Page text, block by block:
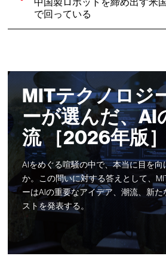
で回っている
MITテクノロジ
ーが選んだ、AI
流 ［2026年版
AIをめぐる喧騒の中で、本当に目を
か。この問いに対する答えとして、
ーはAIの重要なアイデア、潮流、新た
ストを発表する。